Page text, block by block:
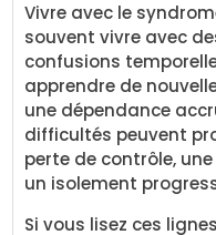
Vivre avec le
souvent vivre avec
confusions
apprendre de
une dépendance
difficultés peuvent
perte de contrôle,
un isolement
Si vous lisez ces